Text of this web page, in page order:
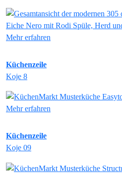
Mehr erfahren
Küchenzeile
Koje 8
Mehr erfahren
Küchenzeile
Koje 09